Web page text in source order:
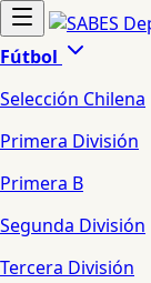
Fútbol
Selección Chilena
Primera División
Primera B
Segunda División
Tercera División